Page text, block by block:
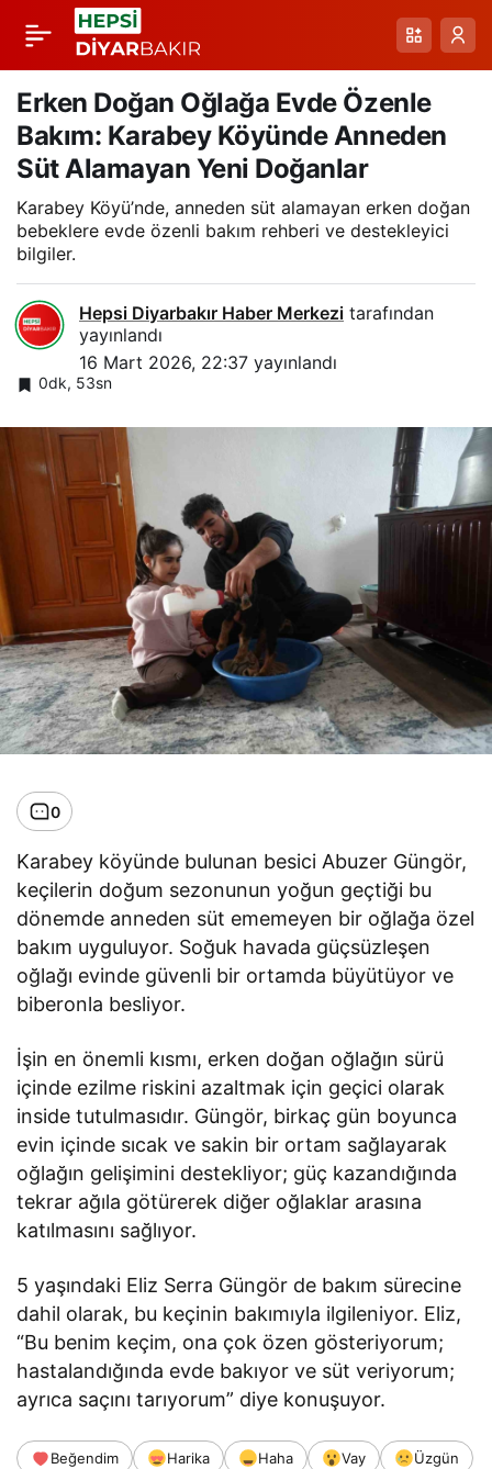
Erken Doğan Oğlağa Evde Özenle
Bakım: Karabey Köyünde Anneden
Süt Alamayan Yeni Doğanlar
Karabey Köyü’nde, anneden süt alamayan erken doğan
bebeklere evde özenli bakım rehberi ve destekleyici
bilgiler.
Hepsi Diyarbakır Haber Merkezi tarafından
yayınlandı
16 Mart 2026, 22:37 yayınlandı
0dk, 53sn
0
Karabey köyünde bulunan besici Abuzer Güngör,
keçilerin doğum sezonunun yoğun geçtiği bu
dönemde anneden süt ememeyen bir oğlağa özel
bakım uyguluyor. Soğuk havada güçsüzleşen
oğlağı evinde güvenli bir ortamda büyütüyor ve
biberonla besliyor.
İşin en önemli kısmı, erken doğan oğlağın sürü
içinde ezilme riskini azaltmak için geçici olarak
inside tutulmasıdır. Güngör, birkaç gün boyunca
evin içinde sıcak ve sakin bir ortam sağlayarak
oğlağın gelişimini destekliyor; güç kazandığında
tekrar ağıla götürerek diğer oğlaklar arasına
katılmasını sağlıyor.
5 yaşındaki Eliz Serra Güngör de bakım sürecine
dahil olarak, bu keçinin bakımıyla ilgileniyor. Eliz,
“Bu benim keçim, ona çok özen gösteriyorum;
hastalandığında evde bakıyor ve süt veriyorum;
ayrıca saçını tarıyorum” diye konuşuyor.
Beğendim Harika Haha Vay
Üzgün
Pelitle Rögar
Kapaklarıyla Su
Taşkınını Kontrol
Altına Alan Köy
Muhtarı ve
Vatandaşlar
Paylaş